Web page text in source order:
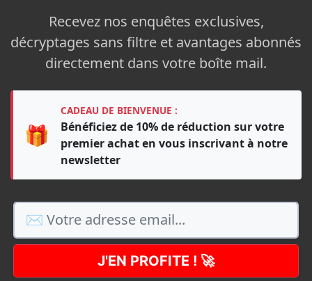
Recevez nos enquêtes exclusives,
décryptages sans filtre et avantages abonnés
directement dans votre boîte mail.
🎁
CADEAU DE BIENVENUE :
Bénéficiez de 10% de réduction sur votre
premier achat en vous inscrivant à notre
newsletter
J'EN PROFITE ! 🚀